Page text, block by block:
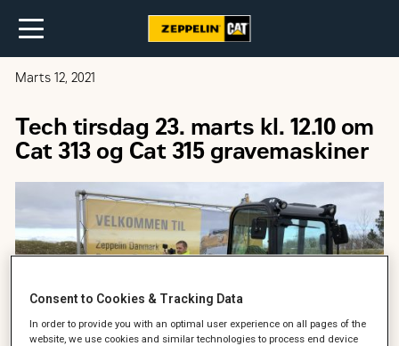
Marts 12, 2021
Tech tirsdag 23. marts kl. 12.10 om
Cat 313 og Cat 315 gravemaskiner
Consent to Cookies & Tracking Data
In order to provide you with an optimal user experience on all pages of the
website, we use cookies and similar technologies to process end device